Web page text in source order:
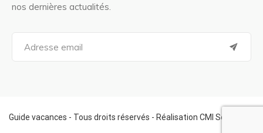
nos dernières actualités.
a
f
o
Guide vacances - Tous droits réservés - Réalisation CMI Services